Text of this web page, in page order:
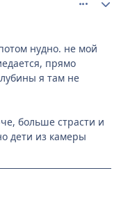
нудно. не мой
прямо
я там не
больше страсти и
дети из камеры